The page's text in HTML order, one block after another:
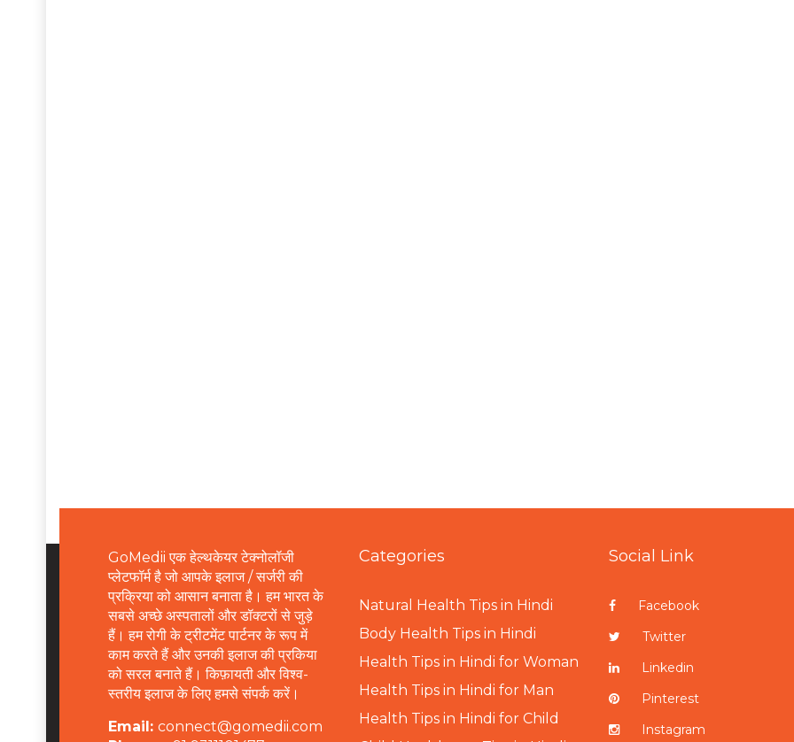
GoMedii एक हेल्थकेयर टेक्नोलॉजी
प्लेटफॉर्म है जो आपके इलाज / सर्जरी की
प्रक्रिया को आसान बनाता है। हम भारत के
सबसे अच्छे अस्पतालों और डॉक्टरों से जुड़े
हैं। हम रोगी के ट्रीटमेंट पार्टनर के रूप में
काम करते हैं और उनकी इलाज की प्रकिया
को सरल बनाते हैं। किफ़ायती और विश्व-
स्तरीय इलाज के लिए हमसे संपर्क करें।
Email: connect@gomedii.com
Categories
Natural Health Tips in Hindi
Body Health Tips in Hindi
Health Tips in Hindi for Woman
Health Tips in Hindi for Man
Health Tips in Hindi for Child
Social Link
Facebook
Twitter
Linkedin
Pinterest
Instagram